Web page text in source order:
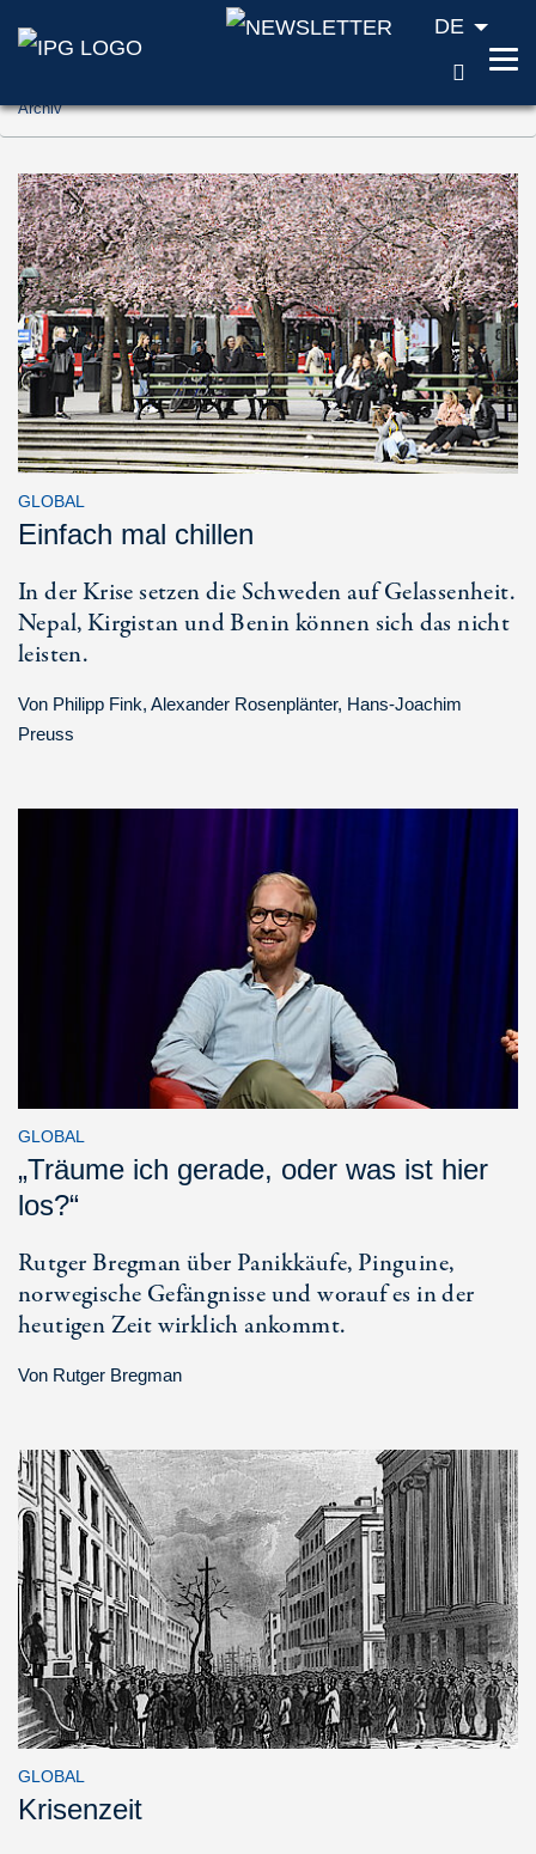
Zum Inhalt springen (Accesskey '1')
Zur Suche springen (Accesskey '2')
Zur Navigation springen (Accesskey '3')
DE
Archiv
GLOBAL
Einfach mal chillen
In der Krise setzen die Schweden auf Gelassenheit.
Nepal, Kirgistan und Benin können sich das nicht
leisten.
Von Philipp Fink, Alexander Rosenplänter, Hans-Joachim
Preuss
GLOBAL
„Träume ich gerade, oder was ist hier
los?“
Rutger Bregman über Panikkäufe, Pinguine,
norwegische Gefängnisse und worauf es in der
heutigen Zeit wirklich ankommt.
Von Rutger Bregman
GLOBAL
Krisenzeit